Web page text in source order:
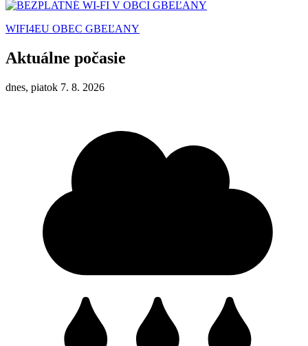
WIFI4EU OBEC GBEĽANY
Aktuálne počasie
dnes, piatok 7. 8. 2026